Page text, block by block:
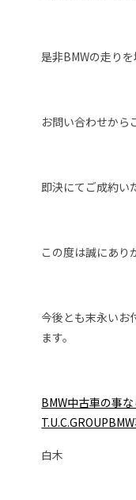
是非BMWの走り
お問い合わせから
即決にてご成約い
この度は誠にあり
今後とも末永いお
ます。
BMW中古車の事
白木